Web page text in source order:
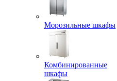
Морозильные шкафы
Комбинированные
шкафы